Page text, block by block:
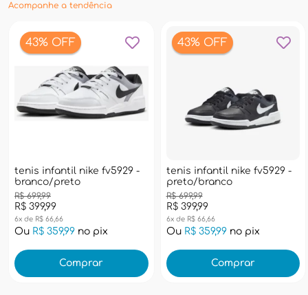
Acompanhe a tendência
43% OFF
tenis infantil nike fv5929 -
branco/preto
R$ 399,99
R$ 699,99
6x de R$ 66,66
Ou R$ 359,99 no pix
Comprar
43% OFF
tenis infantil nike fv5929 -
preto/branco
R$ 399,99
R$ 699,99
6x de R$ 66,66
Ou R$ 359,99no pix
Comprar